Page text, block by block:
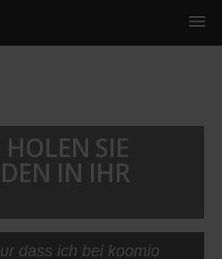
SIE
IN IHR
dass ich bei koomio